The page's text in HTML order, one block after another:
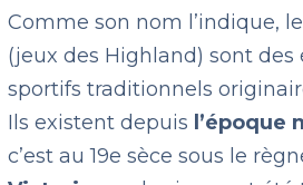
Comme son nom l’indique,
(jeux des Highland) sont des
sportifs traditionnels
Ils existent depuis l’époque
c’est au 19e sèce sous le